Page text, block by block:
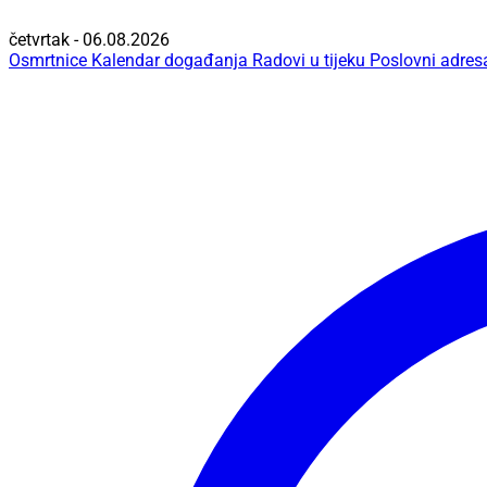
četvrtak - 06.08.2026
Osmrtnice Kalendar događanja Radovi u tijeku Poslovni